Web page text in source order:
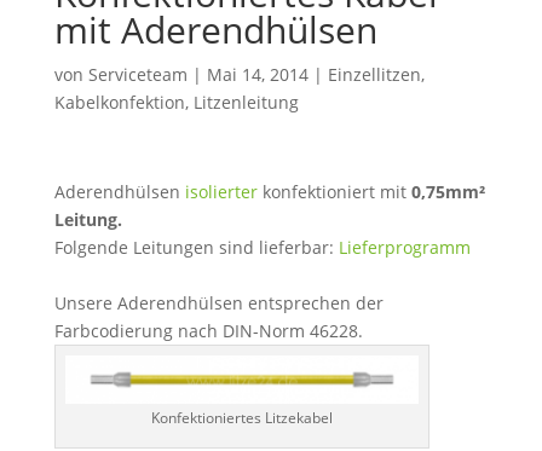
mit Aderendhülsen
von Serviceteam | Mai 14, 2014| Einzellitzen,
Kabelkonfektion, Litzenleitung
Aderendhülsen isolierterkonfektioniert mit0,75mm²
Leitung.
Folgende Leitungen sind lieferbar: Lieferprogramm
Unsere Aderendhülsen entsprechen der
Farbcodierung nach DIN-Norm 46228.
Konfektioniertes Litzekabel